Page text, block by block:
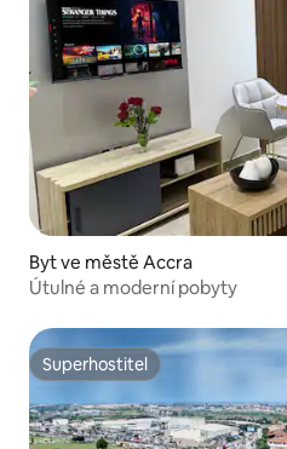
Byt ve městě Accra
Útulné a moderní pobyty
Superhostitel
Superhostitel